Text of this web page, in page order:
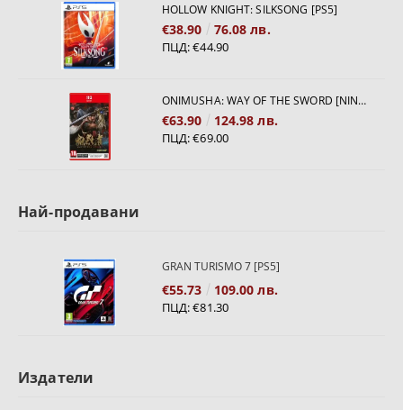
HOLLOW KNIGHT: SILKSONG [PS5]
€38.90 76.08 лв.
ПЦД:€44.90
ONIMUSHA: WAY OF THE SWORD [NINTENDO SWITCH 2]
€63.90 124.98 лв.
ПЦД:€69.00
Най-продавани
GRAN TURISMO 7 [PS5]
€55.73 109.00 лв.
ПЦД:€81.30
Издатели